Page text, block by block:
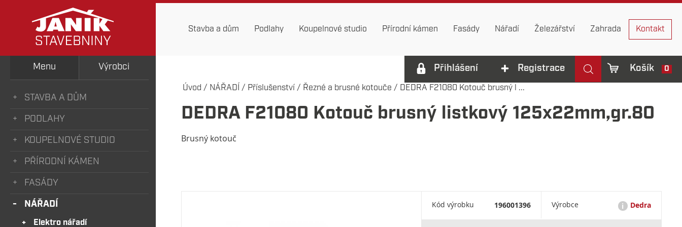
Stavba a dům Podlahy Koupelnové studio Přírodní kámen Fasády Nářadí Železářství Zahrada Kontakt
Přihlášení Registrace Košík 0
Menu Výrobci
STAVBA A DŮM
PODLAHY
KOUPELNOVÉ STUDIO
PŘÍRODNÍ KÁMEN
FASÁDY
NÁŘADÍ
Elektro nářadí
Úvod / NÁŘADÍ / Příslušenství / Řezné a brusné kotouče / DEDRA F21080 Kotouč brusný l ...
DEDRA F21080 Kotouč brusný listkový 125x22mm,gr.80
Brusný kotouč
Kód výrobku 196001396 Výrobce i Dedra